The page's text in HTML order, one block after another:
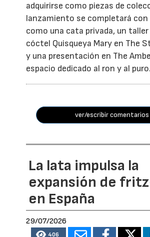
adquirirse como piezas de
lanzamiento se completará
como una cata privada, un taller
cóctel Quisqueya Mary en The
y una presentación en The
espacio dedicado al ron y al puro.
ver/escribir comentarios
La lata impulsa la
expansión de
en España
29/07/2026
406